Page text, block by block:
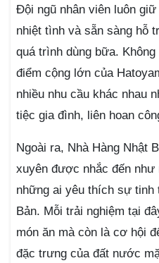
Đội ngũ nhân viên luôn
nhiệt tình và sẵn sàng hỗ
quá trình dùng bữa.
điểm cộng lớn của
nhiều nhu cầu khác nhau
tiệc gia đình, liên hoan
Ngoài ra, Nhà Hàng Nhật
xuyên được nhắc đến như
những ai yêu thích sự tinh
Bản. Mỗi trải nghiệm tại
món ăn mà còn là cơ hội
đặc trưng của đất nước